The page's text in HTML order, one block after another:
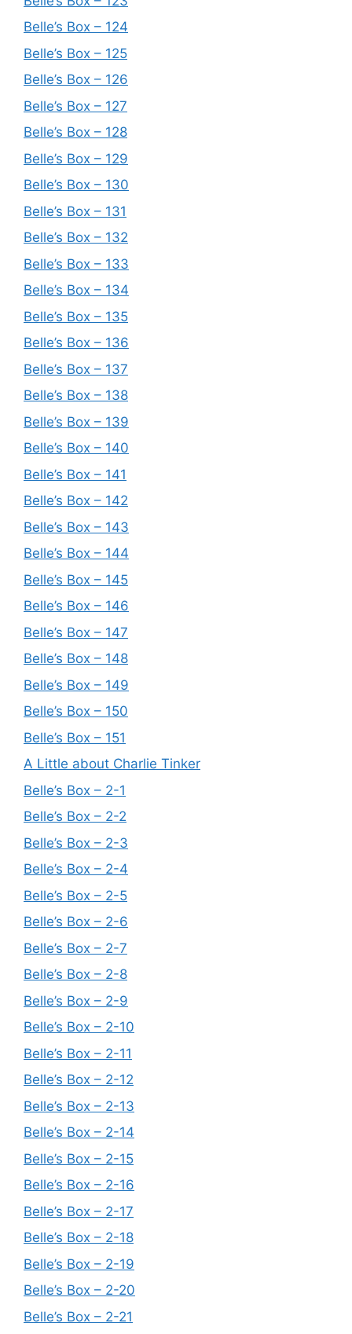
Belle’s Box – 124
Belle’s Box – 125
Belle’s Box – 126
Belle’s Box – 127
Belle’s Box – 128
Belle’s Box – 129
Belle’s Box – 130
Belle’s Box – 131
Belle’s Box – 132
Belle’s Box – 133
Belle’s Box – 134
Belle’s Box – 135
Belle’s Box – 136
Belle’s Box – 137
Belle’s Box – 138
Belle’s Box – 139
Belle’s Box – 140
Belle’s Box – 141
Belle’s Box – 142
Belle’s Box – 143
Belle’s Box – 144
Belle’s Box – 145
Belle’s Box – 146
Belle’s Box – 147
Belle’s Box – 148
Belle’s Box – 149
Belle’s Box – 150
Belle’s Box – 151
A Little about Charlie Tinker
Belle’s Box – 2-1
Belle’s Box – 2-2
Belle’s Box – 2-3
Belle’s Box – 2-4
Belle’s Box – 2-5
Belle’s Box – 2-6
Belle’s Box – 2-7
Belle’s Box – 2-8
Belle’s Box – 2-9
Belle’s Box – 2-10
Belle’s Box – 2-11
Belle’s Box – 2-12
Belle’s Box – 2-13
Belle’s Box – 2-14
Belle’s Box – 2-15
Belle’s Box – 2-16
Belle’s Box – 2-17
Belle’s Box – 2-18
Belle’s Box – 2-19
Belle’s Box – 2-20
Belle’s Box – 2-21